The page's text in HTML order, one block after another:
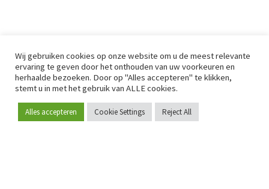
Word lid
Wij gebruiken cookies op onze website om u de meest relevante
ervaring te geven door het onthouden van uw voorkeuren en
herhaalde bezoeken. Door op "Alles accepteren" te klikken,
stemt u in met het gebruik van ALLE cookies.
Alles accepteren Cookie Settings Reject All